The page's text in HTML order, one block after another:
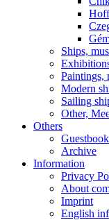
Ships,
Paintings,
Modern
Sailing
Other,
Others
Guestbook
Archive
Information
Privacy
About
Imprint
English